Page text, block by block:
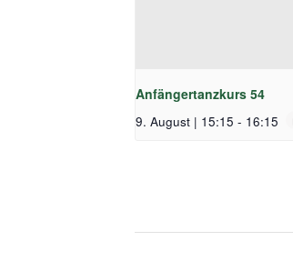
Anfängertanzkurs 54
9. August | 15:15 - 16:15